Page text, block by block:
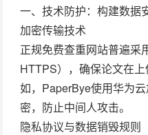
一、技术防护：构建数据
加密传输技术
正规免费查重网站普遍采
HTTPS），确保论文在
如，PaperBye使用华为
密，防止中间人攻击。
隐私协议与数据销毁规则